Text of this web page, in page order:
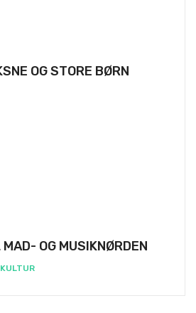
OG STORE BØRN
OG MUSIKNØRDEN
KULTUR